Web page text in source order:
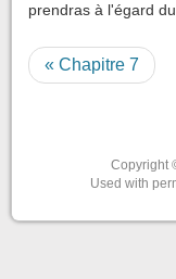
prendras à l'égard
« Chapitre 7
Copyright
Used with